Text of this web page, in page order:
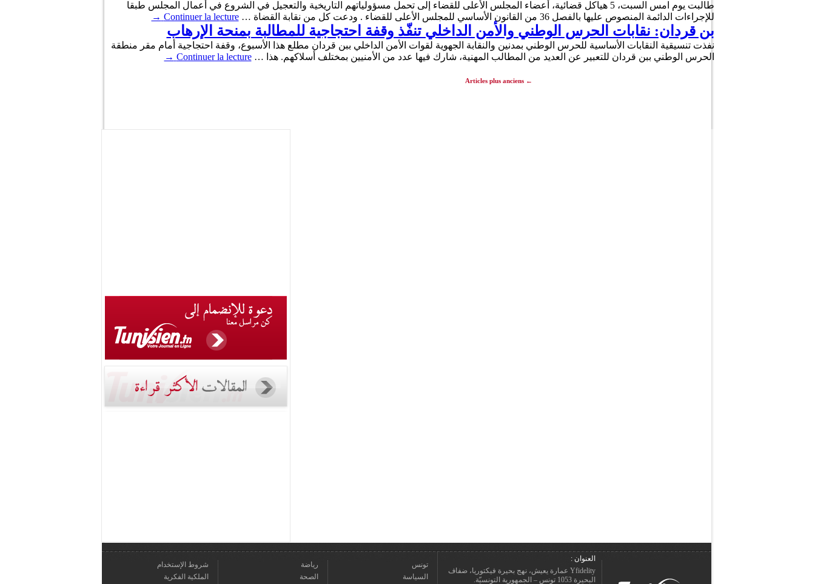
طالبت يوم امس السبت، 5 هياكل قضائية، أعضاء المجلس الأعلى للقضاء إلى تحمل مسؤولياتهم التاريخية والتعجيل في الشروع في أعمال المجلس طبقا
للإجراءات الدائمة المنصوص عليها بالفصل 36 من القانون الأساسي للمجلس الأعلى للقضاء . ودعت كل من نقابة القضاة …
Continuer la lecture
→
بن قردان: نقابات الحرس الوطني والأمن الداخلي تنفّذ وقفة احتجاجية للمطالبة بمنحة الإرهاب
نفذت تنسيقية النقابات الأساسية للحرس الوطني بمدنين والنقابة الجهوية لقوات الأمن الداخلي ببن قردان مطلع هذا الأسبوع، وقفة احتجاجية أمام مقر منطقة
الحرس الوطني ببن قردان للتعبير عن العديد من المطالب المهنية، شارك فيها عدد من الأمنيين بمختلف أسلاكهم. هذا …Continuer la lecture
→
←
Articles plus anciens
العنوان :
Yfidelity عمارة يعيش، نهج بحيرة فيكتوريا، ضفاف
البحيرة 1053 تونس – الجمهورية التونسيّة.
تونس
السياسة
رياضة
الصحة
شروط الإستخدام
الملكية الفكرية